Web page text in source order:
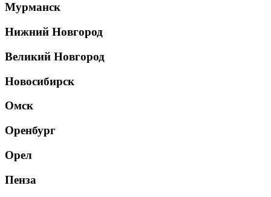
Мурманск
Нижний Новгород
Великий Новгород
Новосибирск
Омск
Оренбург
Орел
Пенза